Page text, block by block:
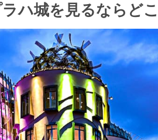
ハ城を見るならど